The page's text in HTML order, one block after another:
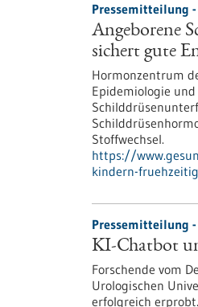
Pressemitteilung -
Angeborene
sichert gute
Hormonzentrum
Epidemiologie
Stoffwechsel.
https://
kindern-
Pressemitteilung -
KI-Chatbot
Forschende vom
Urologischen
erfolgreich